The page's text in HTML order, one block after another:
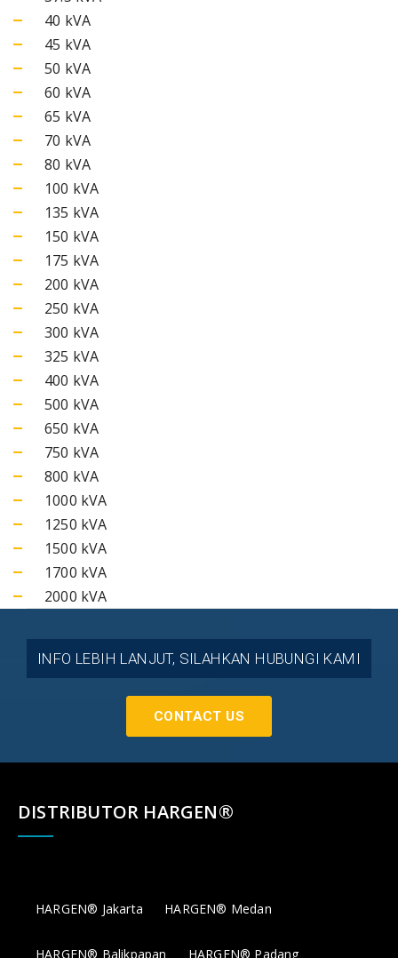
40 kVA
45 kVA
50 kVA
60 kVA
65 kVA
70 kVA
80 kVA
100 kVA
135 kVA
150 kVA
175 kVA
200 kVA
250 kVA
300 kVA
325 kVA
400 kVA
500 kVA
650 kVA
750 kVA
800 kVA
1000 kVA
1250 kVA
1500 kVA
1700 kVA
2000 kVA
INFO LEBIH LANJUT, SILAHKAN HUBUNGI KAMI
CONTACT US
DISTRIBUTOR HARGEN®
HARGEN® Jakarta HARGEN® Medan
HARGEN® Balikpapan HARGEN® Padang